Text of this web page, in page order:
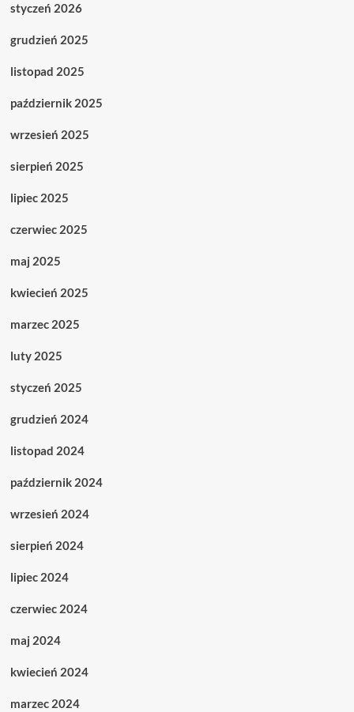
styczeń 2026
grudzień 2025
listopad 2025
październik 2025
wrzesień 2025
sierpień 2025
lipiec 2025
czerwiec 2025
maj 2025
kwiecień 2025
marzec 2025
luty 2025
styczeń 2025
grudzień 2024
listopad 2024
październik 2024
wrzesień 2024
sierpień 2024
lipiec 2024
czerwiec 2024
maj 2024
kwiecień 2024
marzec 2024